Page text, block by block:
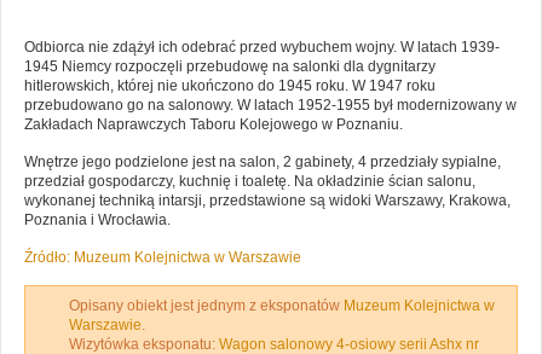
Odbiorca nie zdążył ich odebrać przed wybuchem wojny. W latach 1939-
1945 Niemcy rozpoczęli przebudowę na salonki dla dygnitarzy
hitlerowskich, której nie ukończono do 1945 roku. W 1947 roku
przebudowano go na salonowy. W latach 1952-1955 był modernizowany w
Zakładach Naprawczych Taboru Kolejowego w Poznaniu.
Wnętrze jego podzielone jest na salon, 2 gabinety, 4 przedziały sypialne,
przedział gospodarczy, kuchnię i toaletę. Na okładzinie ścian salonu,
wykonanej techniką intarsji, przedstawione są widoki Warszawy, Krakowa,
Poznania i Wrocławia.
Źródło: Muzeum Kolejnictwa w Warszawie
Opisany obiekt jest jednym z eksponatów Muzeum Kolejnictwa w
Warszawie.
Wizytówka eksponatu: Wagon salonowy 4-osiowy serii Ashx nr